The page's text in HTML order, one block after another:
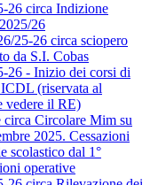
26 circa Indizione
26
25-26 circa sciopero
da S.I. Cobas
26 - Inizio dei corsi di
(riservata al
vedere il RE)
circa Circolare Mim su
2025. Cessazioni
scolastico dal 1°
operative